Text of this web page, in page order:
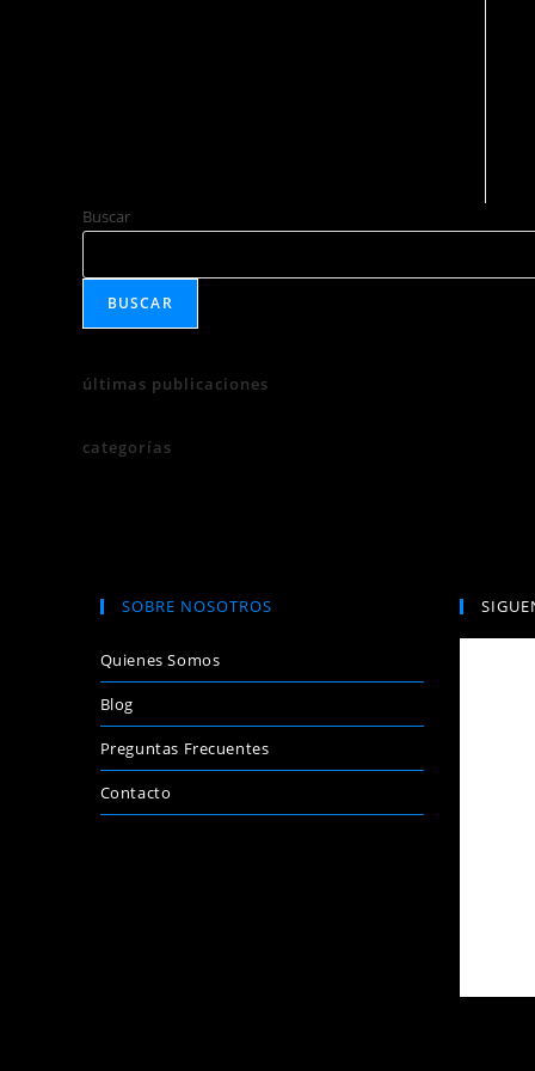
Buscar
BUSCAR
últimas publicaciones
categorías
SOBRE NOSOTROS
Quienes Somos
Blog
Preguntas Frecuentes
Contacto